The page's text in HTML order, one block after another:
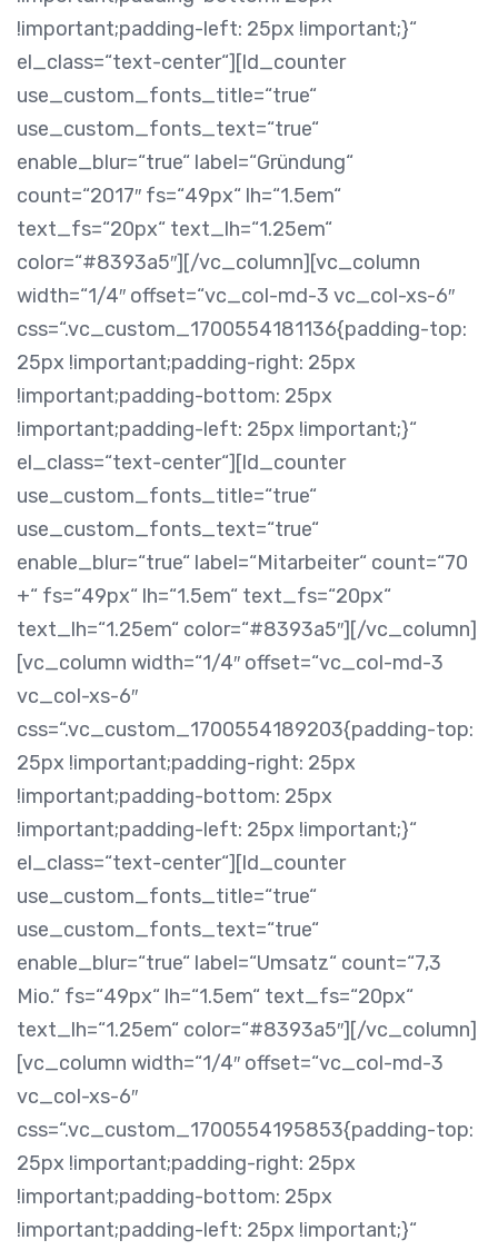
!important;padding-left: 25px !important;}“
el_class=“text-center“][ld_counter
use_custom_fonts_title=“true“
use_custom_fonts_text=“true“
enable_blur=“true“ label=“Gründung“
count=“2017″ fs=“49px“ lh=“1.5em“
text_fs=“20px“ text_lh=“1.25em“
color=“#8393a5″][/vc_column][vc_column
width=“1/4″ offset=“vc_col-md-3 vc_col-xs-6″
css=“.vc_custom_1700554181136{padding-top:
25px !important;padding-right: 25px
!important;padding-bottom: 25px
!important;padding-left: 25px !important;}“
el_class=“text-center“][ld_counter
use_custom_fonts_title=“true“
use_custom_fonts_text=“true“
enable_blur=“true“ label=“Mitarbeiter“ count=“70
+“ fs=“49px“ lh=“1.5em“ text_fs=“20px“
text_lh=“1.25em“ color=“#8393a5″][/vc_column]
[vc_column width=“1/4″ offset=“vc_col-md-3
vc_col-xs-6″
css=“.vc_custom_1700554189203{padding-top:
25px !important;padding-right: 25px
!important;padding-bottom: 25px
!important;padding-left: 25px !important;}“
el_class=“text-center“][ld_counter
use_custom_fonts_title=“true“
use_custom_fonts_text=“true“
enable_blur=“true“ label=“Umsatz“ count=“7,3
Mio.“ fs=“49px“ lh=“1.5em“ text_fs=“20px“
text_lh=“1.25em“ color=“#8393a5″][/vc_column]
[vc_column width=“1/4″ offset=“vc_col-md-3
vc_col-xs-6″
css=“.vc_custom_1700554195853{padding-top:
25px !important;padding-right: 25px
!important;padding-bottom: 25px
!important;padding-left: 25px !important;}“